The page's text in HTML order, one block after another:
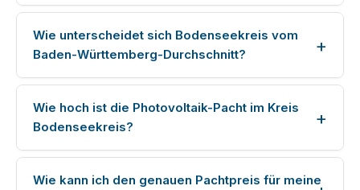
Wie unterscheidet sich Bodenseekreis vom
Baden-Württemberg-Durchschnitt?
Wie hoch ist die Photovoltaik-Pacht im Kreis
Bodenseekreis?
Wie kann ich den genauen Pachtpreis für meine